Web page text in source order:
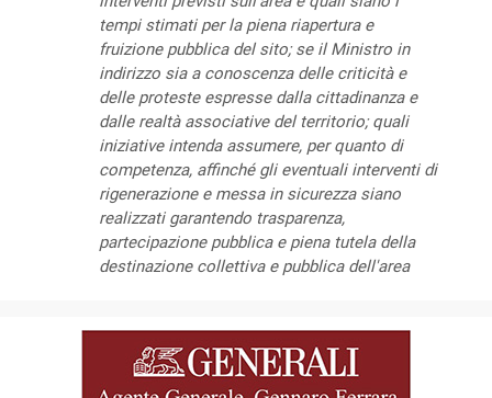
tempi stimati per la piena riapertura e
fruizione pubblica del sito; se il Ministro in
indirizzo sia a conoscenza delle criticità e
delle proteste espresse dalla cittadinanza e
dalle realtà associative del territorio; quali
iniziative intenda assumere, per quanto di
competenza, affinché gli eventuali interventi di
rigenerazione e messa in sicurezza siano
realizzati garantendo trasparenza,
partecipazione pubblica e piena tutela della
destinazione collettiva e pubblica dell'area